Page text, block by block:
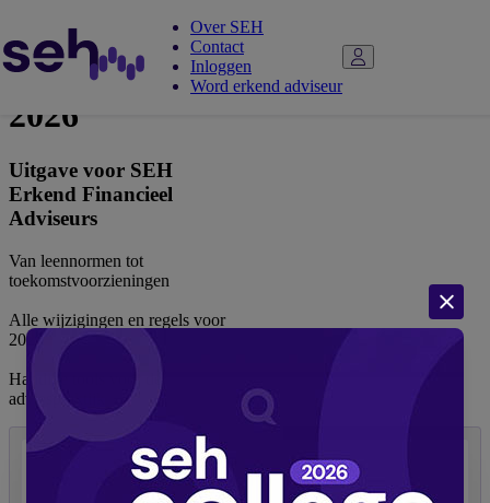
Over SEH
Contact
Inloggen
Word erkend adviseur
Adviespocket
2026
Uitgave voor SEH
Erkend Financieel
Adviseurs
Van leennormen tot
toekomstvoorzieningen
Alle wijzigingen en regels voor
2026
Handige tools voor de
adviespraktijk